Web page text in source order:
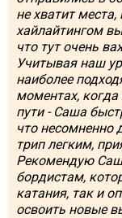
не хватит
хайлайтингом
что тут очень
Учитывая наш
наиболее
моментах, когда
пути - Саша
что несомненно
трип легким,
Рекомендую
бордистам,
катания, так и
освоить новые